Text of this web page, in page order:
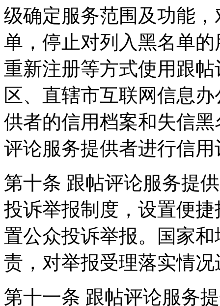
级确定服务范围及功能
单，停止对列入黑名单
重新注册等方式使用跟
区、直辖市互联网信息
供者的信用档案和失信
评论服务提供者进行信用
第十条 跟帖评论服务提
投诉举报制度，设置便
置公众投诉举报。国家
责，对举报受理落实情
第十一条 跟帖评论服务